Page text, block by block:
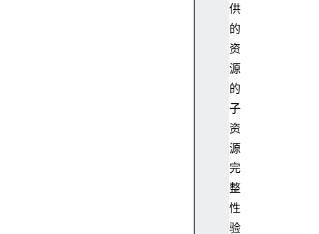
供
的
资
源
的
子
资
源
完
整
性
验